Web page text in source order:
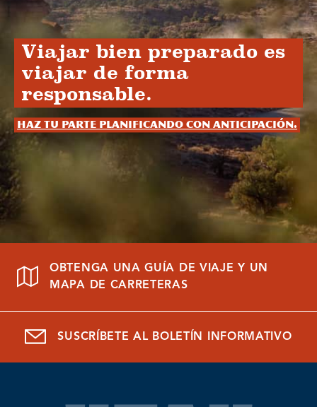
Viajar bien preparado es
viajar de forma
responsable.
Haz tu parte planificando con anticipación.
OBTENGA UNA GUÍA DE VIAJE Y UN
MAPA DE CARRETERAS
SUSCRÍBETE AL BOLETÍN INFORMATIVO